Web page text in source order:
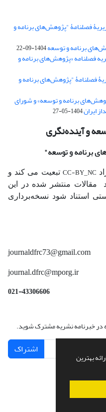
بهترین
فصلنامۀ "پژوهش‌های برنامه و
برنامه و توسعه1404-09-22
فصلنامه «پژوهش‌های برنامه و
فصلنامۀ "پژوهش‌های برنامه و
برنامه و توسعه» و شورای
ایران1404-05-27
و آینده‌نگری
برنامه و توسعه"
CC-BY_NC تبعیت می کند و
مقالات منتشر شده در این
استناد شود نسخه‌برداری
journaldfrc73@gmail.com
journal.dfrc@mporg.ir
021-43306606
در خبرنامه نشریه مشترک شوید.
اشتراک
سازی ازسیناوب